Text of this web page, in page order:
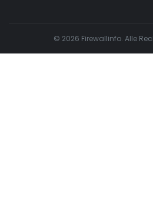
© 2026 Firewallinfo. Alle